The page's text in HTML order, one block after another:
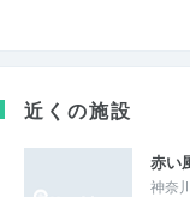
近くの施設
赤い
神奈